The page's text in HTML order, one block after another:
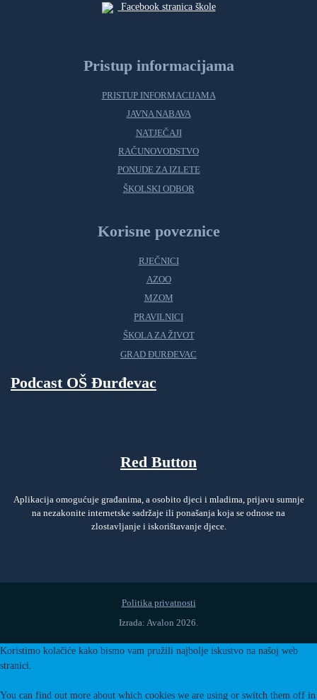
Facebook stranica škole
Pristup informacijama
PRISTUP INFORMACIJAMA
JAVNA NABAVA
NATJEČAJI
RAČUNOVODSTVO
PONUDE ZA IZLETE
ŠKOLSKI ODBOR
Korisne poveznice
RJEČNICI
AZOO
MZOM
PRAVILNICI
ŠKOLA ZA ŽIVOT
GRAD ĐURĐEVAC
Podcast OŠ Đurđevac
Red Button
Aplikacija omogućuje građanima, a osobito djeci i mladima, prijavu sumnje
na nezakonite internetske sadržaje ili ponašanja koja se odnose na
zlostavljanje i iskorištavanje djece.
Politika privatnosti
Izrada: Avalon 2026.
Koristimo kolačiće kako bismo vam pružili najbolje iskustvo na našoj web
stranici.
You can find out more about which cookies we are using or switch them off in